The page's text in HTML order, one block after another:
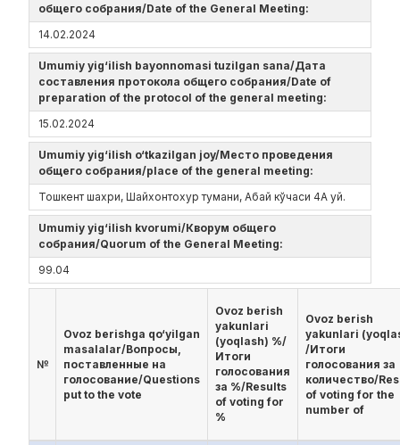
общего собрания/Date of the General Meeting:
14.02.2024
Umumiy yig‘ilish bayonnomasi tuzilgan sana/Дата
составления протокола общего собрания/Date of
preparation of the protocol of the general meeting:
15.02.2024
Umumiy yig‘ilish o‘tkazilgan joy/Место проведения
общего собрания/place of the general meeting:
Тошкент шахри, Шайхонтохур тумани, Абай кўчаси 4А уй.
Umumiy yig‘ilish kvorumi/Кворум общего
собрания/Quorum of the General Meeting:
99.04
№
Ovoz berishga qo‘yilgan
masalalar/Вопросы,
поставленные на
голосование/Questions
put to the vote
Ovoz berish
yakunlari
(yoqlash) %/
Итоги
голосования
за %/Results
of voting for
%
Ovoz berish
yakunlari
/Итоги
голосования за
количество/
of voting for the
number of